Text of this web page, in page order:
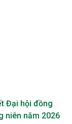
Đại hội đồng
niên năm 2026